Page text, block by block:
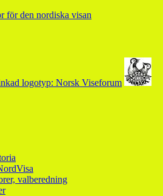
för den nordiska visan
valberedning